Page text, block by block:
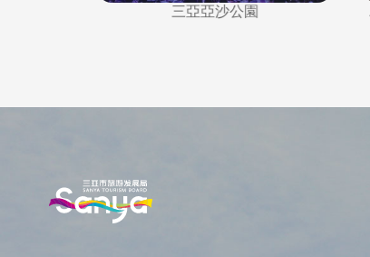
三亞紅色娘子軍演藝公園劇場舞臺